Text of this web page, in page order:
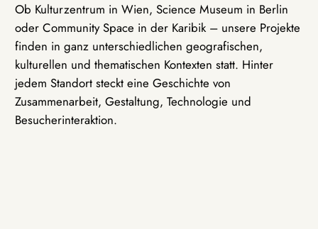
Ob Kulturzentrum in Wien, Science Museum in Berlin
oder Community Space in der Karibik – unsere Projekte
finden in ganz unterschiedlichen geografischen,
kulturellen und thematischen Kontexten statt. Hinter
jedem Standort steckt eine Geschichte von
Zusammenarbeit, Gestaltung, Technologie und
Besucherinteraktion.